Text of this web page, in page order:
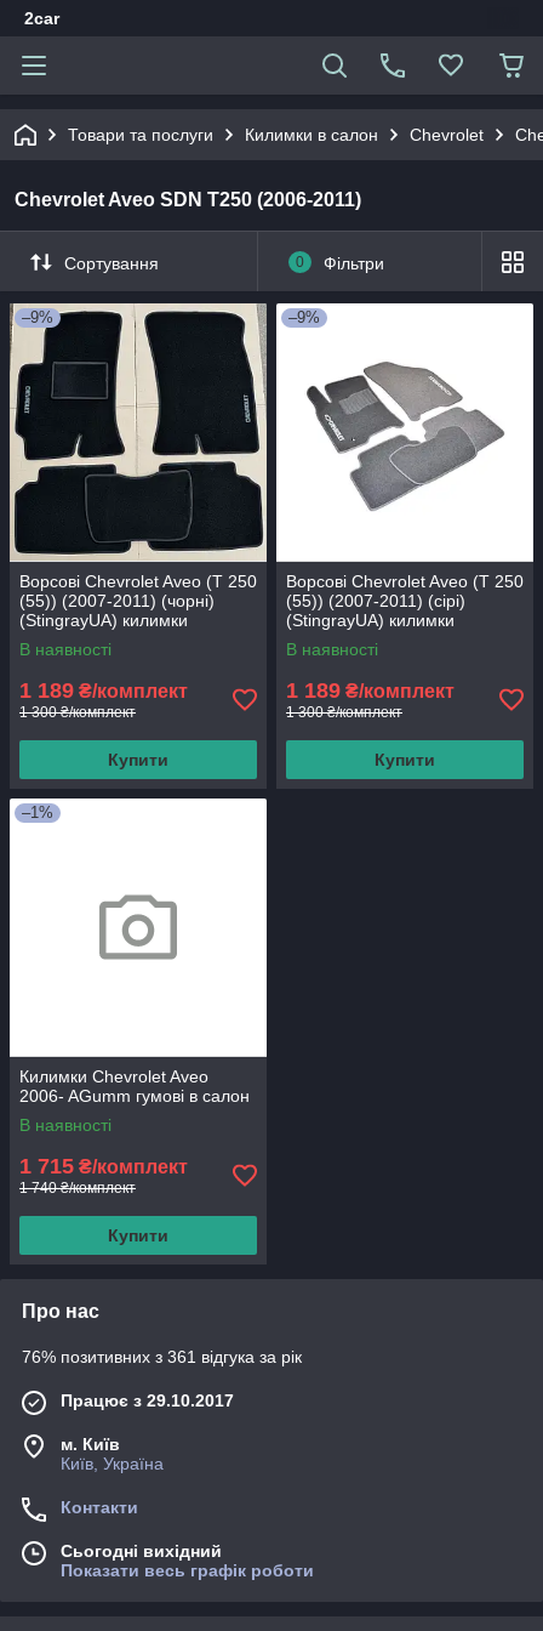
2car
Товари та послуги Килимки в салон Chevrolet
Chevrolet Aveo SDN T250 (2006-2011)
Сортування 0 Фільтри
–9%
Ворсові Chevrolet Aveo (Т 250
(55)) (2007-2011) (чорні)
(StingrayUA) килимки
текстильні в салон авто
В наявності
1 189 ₴/комплект
1 300 ₴/комплект
Купити
–9%
Ворсові Chevrolet Aveo (Т 250
(55)) (2007-2011) (сірі)
(StingrayUA) килимки
текстильні в салон авто
В наявності
1 189 ₴/комплект
1 300 ₴/комплект
Купити
–1%
Килимки Chevrolet Aveo
2006- AGumm гумові в салон
В наявності
1 715 ₴/комплект
1 740 ₴/комплект
Купити
Про нас
76% позитивних з 361 відгука за рік
Працює з 29.10.2017
м. Київ
Київ, Україна
Контакти
Сьогодні вихідний
Показати весь графік роботи